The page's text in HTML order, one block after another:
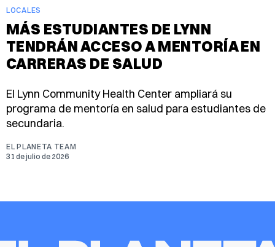
LOCALES
MÁS ESTUDIANTES DE LYNN
TENDRÁN ACCESO A MENTORÍA EN
CARRERAS DE SALUD
El Lynn Community Health Center ampliará su
programa de mentoría en salud para estudiantes de
secundaria.
EL PLANETA TEAM
31 de julio de 2026